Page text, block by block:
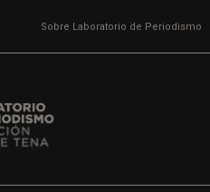
Sobre Laboratorio de Periodismo